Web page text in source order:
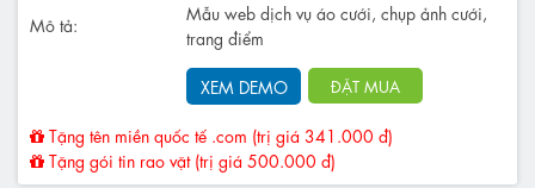
Mô tả:
Mẫu web dịch vụ áo cưới, chụp ảnh cưới,
trang điểm
XEM DEMO ĐẶT MUA
Tặng tên miền quốc tế .com (trị giá 341.000 đ)
Tặng gói tin rao vặt (trị giá 500.000 đ)